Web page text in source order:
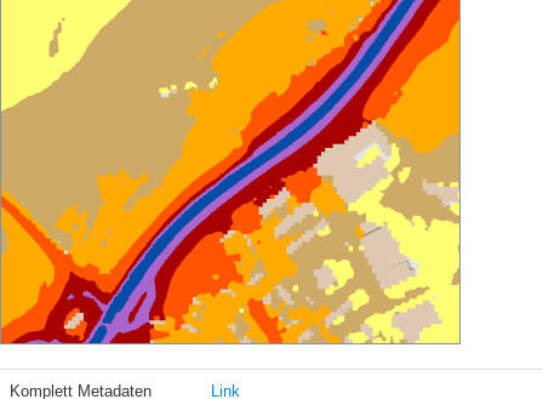
Komplett Metadaten Link